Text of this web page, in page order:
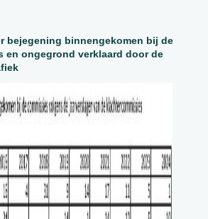
bejegening binnengekomen bij de
en ongegrond verklaard door de